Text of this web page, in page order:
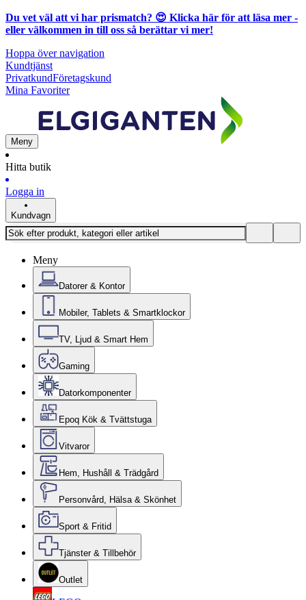
Du vet väl att vi har prismatch? 😍 Klicka här för att läsa mer -
eller välkommen in till oss så berättar vi mer!
Hoppa över navigation
Kundtjänst
PrivatkundFöretagskund
Mina Favoriter
Meny
Hitta butik
Logga in
Kundvagn
Meny
Datorer & Kontor
Mobiler, Tablets & Smartklockor
TV, Ljud & Smart Hem
Gaming
Datorkomponenter
Epoq Kök & Tvättstuga
Vitvaror
Hem, Hushåll & Trädgård
Personvård, Hälsa & Skönhet
Sport & Fritid
Tjänster & Tillbehör
Outlet